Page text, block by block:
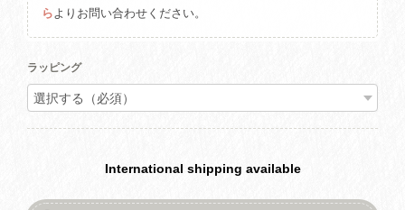
ら よりお問い合わせください。
ラッピング
International shipping available